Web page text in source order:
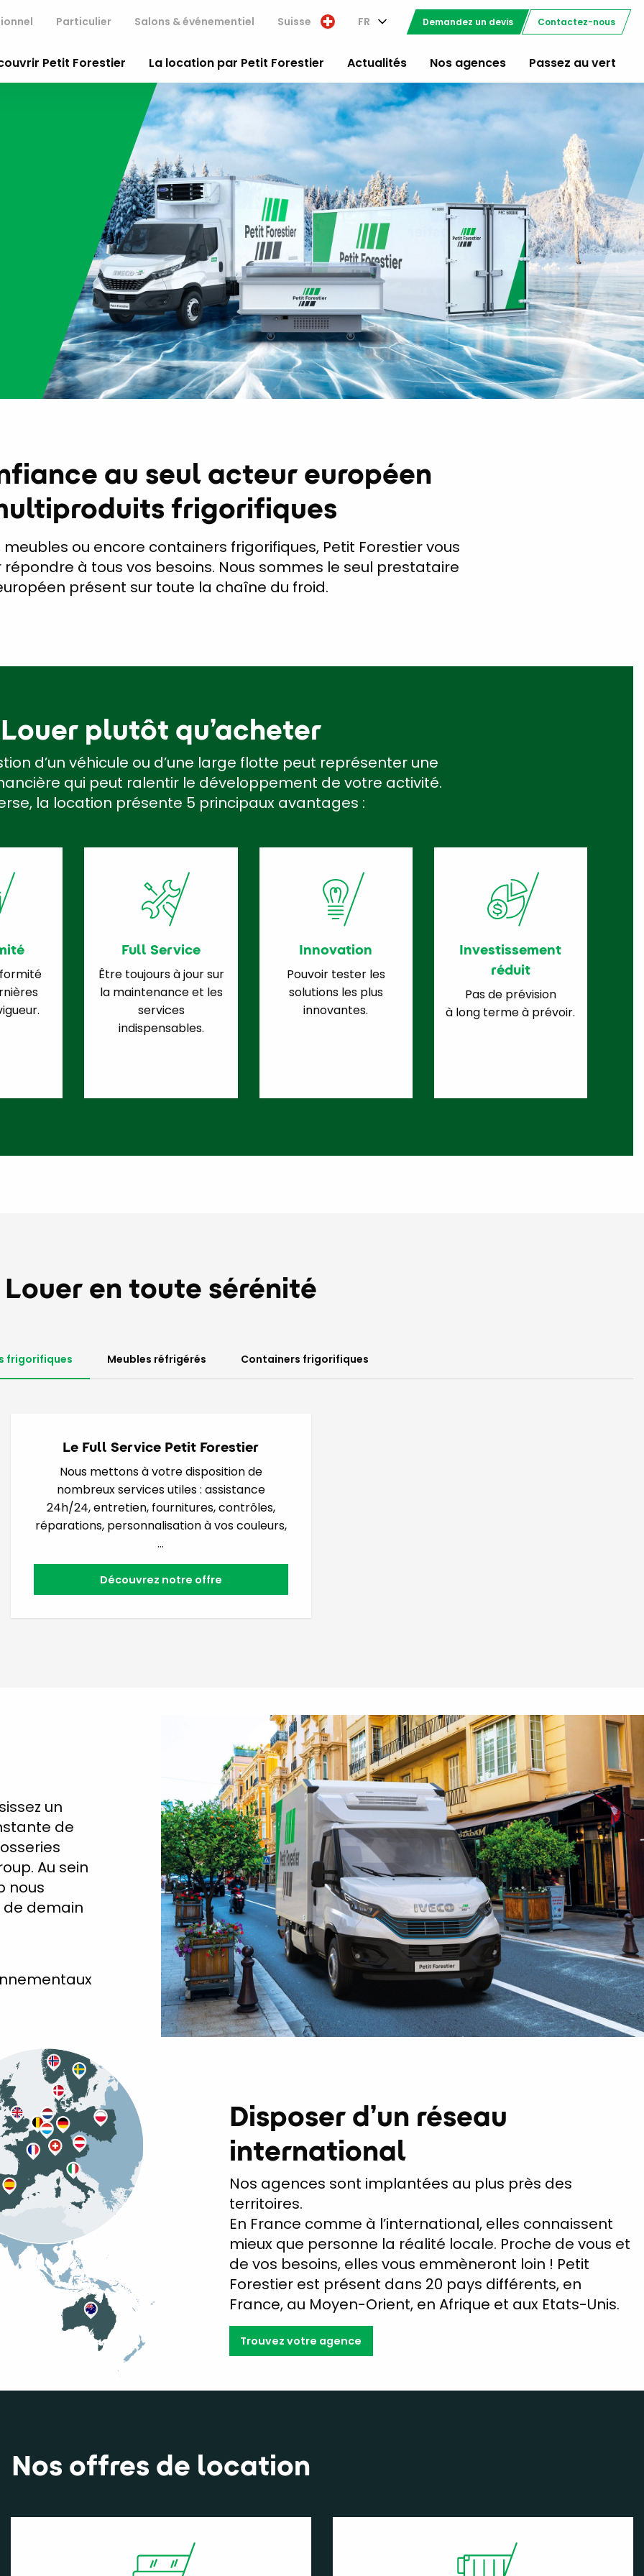
Particulier Salons & événementiel Suisse FR Demandez un devis Contactez-nous
Petit Forestier La location par Petit Forestier Actualités Nos agences Passez au vert
au seul acteur européen
frigorifiques
meubles ou encore containers frigorifiques, Petit Forestier vous
à tous vos besoins. Nous sommes le seul prestataire
présent sur toute la chaîne du froid.
Louer plutôt qu’acheter
d’un véhicule ou d’une large flotte peut représenter une
qui peut ralentir le développement de votre activité.
la location présente 5 principaux avantages :
Full Service
Être toujours à jour sur
la maintenance et les
services
indispensables.
Innovation
Pouvoir tester les
solutions les plus
innovantes.
Investissement
réduit
Pas de prévision
à long terme à prévoir.
Louer en toute sérénité
frigorifiques Meubles réfrigérés Containers frigorifiques
Le Full Service Petit Forestier
Nous mettons à votre disposition de
nombreux services utiles : assistance
24h/24, entretien, fournitures, contrôles,
réparations, personnalisation à vos couleurs,
…
Découvrez notre offre
un
de
Au sein
nous
de demain
Disposer d’un réseau
international
Nos agences sont implantées au plus près des
territoires.
En France comme à l’international, elles connaissent
mieux que personne la réalité locale. Proche de vous et
de vos besoins, elles vous emmèneront loin ! Petit
Forestier est présent dans 20 pays différents, en
France, au Moyen-Orient, en Afrique et aux Etats-Unis.
Trouvez votre agence
Nos offres de location